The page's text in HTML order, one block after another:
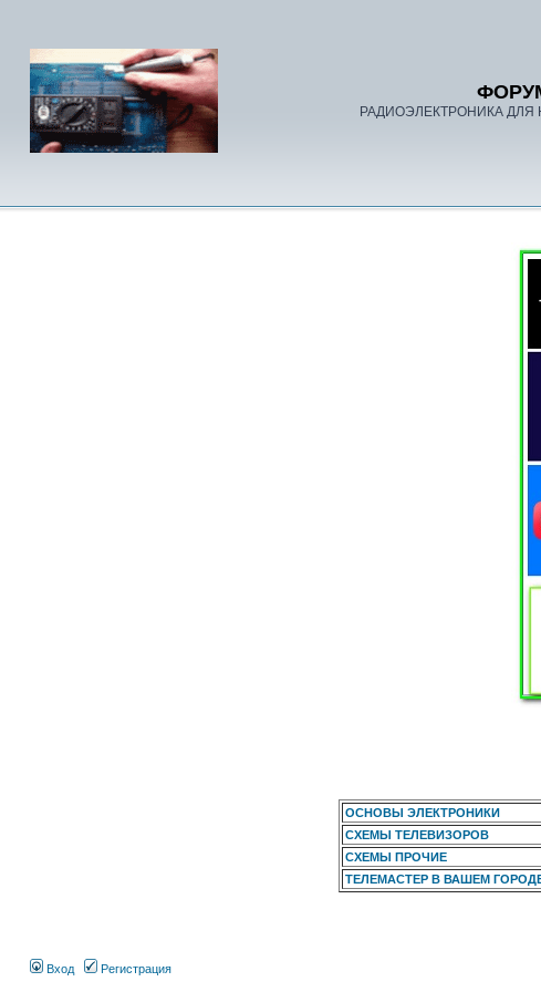
РАДИОЭЛЕКТРОНИКА
ОСНОВЫ ЭЛЕКТРОНИКИ
СХЕМЫ ТЕЛЕВИЗОРОВ
СХЕМЫ ПРОЧИЕ
ТЕЛЕМАСТЕР В ВАШЕМ
Вход Регистрация